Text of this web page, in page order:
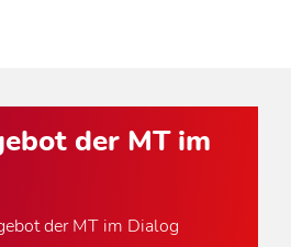
der MT im
der MT im Dialog